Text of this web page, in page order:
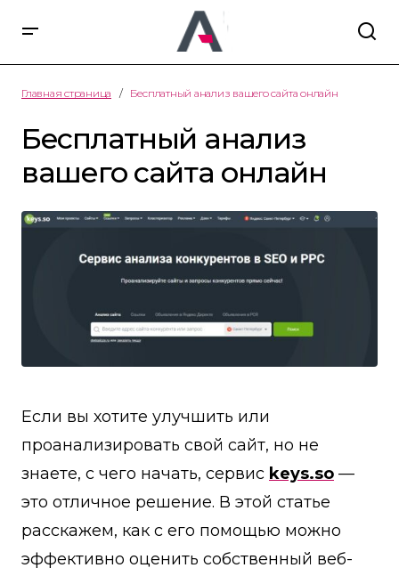
Главная страница Бесплатный анализ вашего сайта онлайн
Бесплатный анализ
вашего сайта онлайн
Если вы хотите улучшить или
проанализировать свой сайт, но не
знаете, с чего начать, сервис keys.so —
это отличное решение. В этой статье
расскажем, как с его помощью можно
эффективно оценить собственный веб-